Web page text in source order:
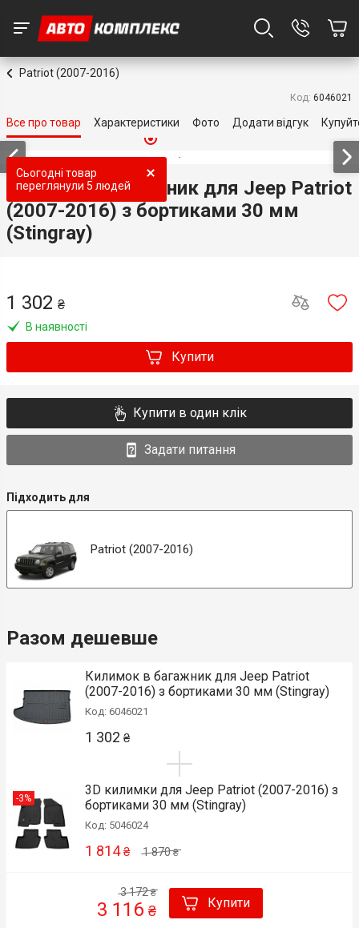
Patriot (2007-2016)
Код: 6046021
Все про товар Характеристики Фото Додати відгук
Сьогодні товар
переглянули 5 людей
Килимок в багажник для Jeep Patriot
(2007-2016) з бортиками 30 мм
(Stingray)
1 302 ₴
В наявності
Купити
Купити в один клік
Задати питання
Підходить для
Patriot (2007-2016)
Разом дешевше
Килимок в багажник для Jeep Patriot
(2007-2016) з бортиками 30 мм (Stingray)
Код: 6046021
1 302 ₴
-3%
3D килимки для Jeep Patriot (2007-2016) з
бортиками 30 мм (Stingray)
Код: 5046024
1 870₴
1 814₴
3 172₴
3 116 ₴ Купити